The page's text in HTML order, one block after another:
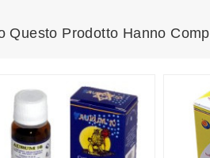
Questo Prodotto Hanno